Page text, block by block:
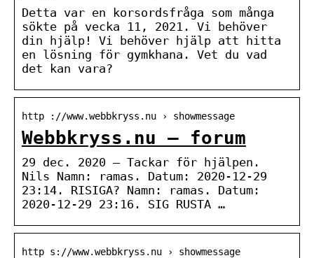
Detta var en korsordsfråga som många
sökte på vecka 11, 2021. Vi behöver
din hjälp! Vi behöver hjälp att hitta
en lösning för gymkhana. Vet du vad
det kan vara?
http ://www.webbkryss.nu › showmessage
Webbkryss.nu – forum
29 dec. 2020 — Tackar för hjälpen.
Nils Namn: ramas. Datum: 2020-12-29
23:14. RISIGA? Namn: ramas. Datum:
2020-12-29 23:16. SIG RUSTA …
http s://www.webbkryss.nu › showmessage